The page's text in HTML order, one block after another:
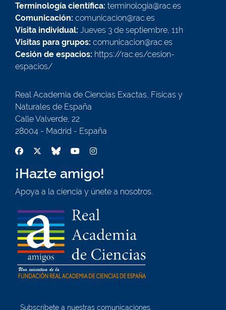
Terminología científica: terminologia@rac.es
Comunicación: comunicacion@rac.es
Visita individual: Jueves 3 de septiembre, 11h
Visitas para grupos: comunicacion@rac.es
Cesión de espacios: https://rac.es/cesion-
espacios/
Real Academia de Ciencias Exactas, Físicas y
Naturales de España
Calle Valverde, 22
28004 - Madrid - España
¡Hazte amigo!
Apoya a la ciencia y únete a nosotros.
Subscríbete a nuestras comunicaciones.